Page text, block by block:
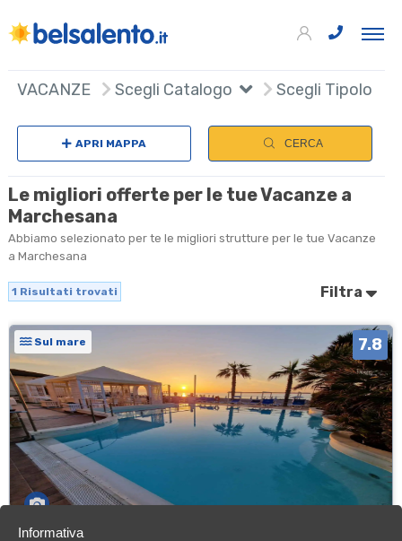
VACANZE Scegli Catalogo Scegli Tipologia
APRI MAPPA CERCA
Le migliori offerte per le tue Vacanze a
Marchesana
Abbiamo selezionato per te le migliori strutture per le tue Vacanze
a Marchesana
1 Risultati trovati Filtra
Sul mare 7.8
+
Informativa